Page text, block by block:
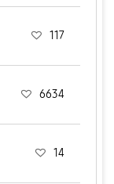
117
6634
14